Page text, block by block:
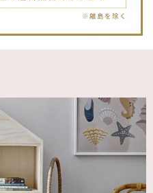
blanco ブランコ | ダブルボアブランケット ベビー double boa blanket ホワイト 無地
ースデーバルーンも入って
せて頂きます🫶
Adnil LAND アドニルランド | PULL ALONG PUPPY からだをくねくねさせながらついてくる プル アロング パピー プルトイ 木のおもちゃ